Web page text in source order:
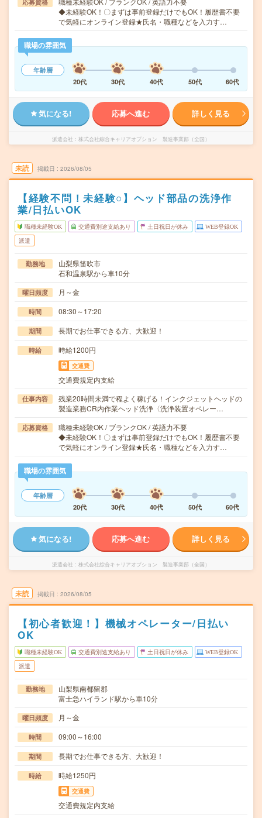
応募資格
◆未経験OK！〇まずは事前登録だけでもOK！履歴書不要
で気軽にオンライン登録★氏名・職種などを入力す…
職場の雰囲気
年齢層
20代
30代 40代 50代 60代
気になる! 応募へ進む 詳しく見る
派遣会社 株式会社綜合キャリアオプション 製造事業部（全国）
未読 掲載日 2026/08/05
【経験不問！未経験○】ヘッド部品の洗浄作
業/日払いOK
職種未経験OK 交通費別途支給あり 土日祝日が休み WEB登録OK
派遣
勤務地
山梨県笛吹市
石和温泉駅から車10分
曜日頻度 月～金
時間 08:30～17:20
期間 長期でお仕事できる方、大歓迎！
時給 時給1200円
交通費
交通費規定内支給
仕事内容
残業20時間未満で程よく稼げる！インクジェットヘッドの
製造業務CR内作業ヘッド洗浄〈洗浄装置オペレー…
応募資格
職種未経験OK / ブランクOK / 英語力不要
◆未経験OK！〇まずは事前登録だけでもOK！履歴書不要
で気軽にオンライン登録★氏名・職種などを入力す…
職場の雰囲気
年齢層
20代
30代 40代 50代 60代
気になる! 応募へ進む 詳しく見る
派遣会社 株式会社綜合キャリアオプション 製造事業部（全国）
未読 掲載日 2026/08/05
【初心者歓迎！】機械オペレーター/日払い
OK
職種未経験OK 交通費別途支給あり 土日祝日が休み WEB登録OK
派遣
勤務地
山梨県南都留郡
富士急ハイランド駅から車10分
曜日頻度 月～金
時間 09:00～16:00
期間 長期でお仕事できる方、大歓迎！
時給 時給1250円
交通費
交通費規定内支給